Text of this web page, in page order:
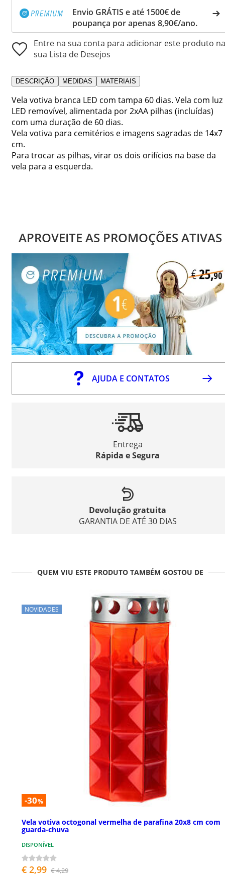
Envio GRÁTIS e até 1500€ de
poupança por apenas 8,90€/ano.
Entre na sua conta para adicionar este produto na
sua Lista de Desejos
DESCRIÇÃO MEDIDAS MATERIAIS
Vela votiva branca LED com tampa 60 dias. Vela com luz
LED removível, alimentada por 2xAA pilhas (incluídas)
com uma duração de 60 dias.
Vela votiva para cemitérios e imagens sagradas de 14x7
cm.
Para trocar as pilhas, virar os dois orifícios na base da
vela para a esquerda.
APROVEITE AS PROMOÇÕES ATIVAS
AJUDA E CONTATOS
Entrega
Rápida e Segura
Devolução gratuita
GARANTIA DE ATÉ 30 DIAS
QUEM VIU ESTE PRODUTO TAMBÉM GOSTOU DE
NOVIDADES
-30%
Vela votiva octogonal vermelha de parafina 20x8 cm com
guarda-chuva
DISPONÍVEL
€ 2,99 € 4,29